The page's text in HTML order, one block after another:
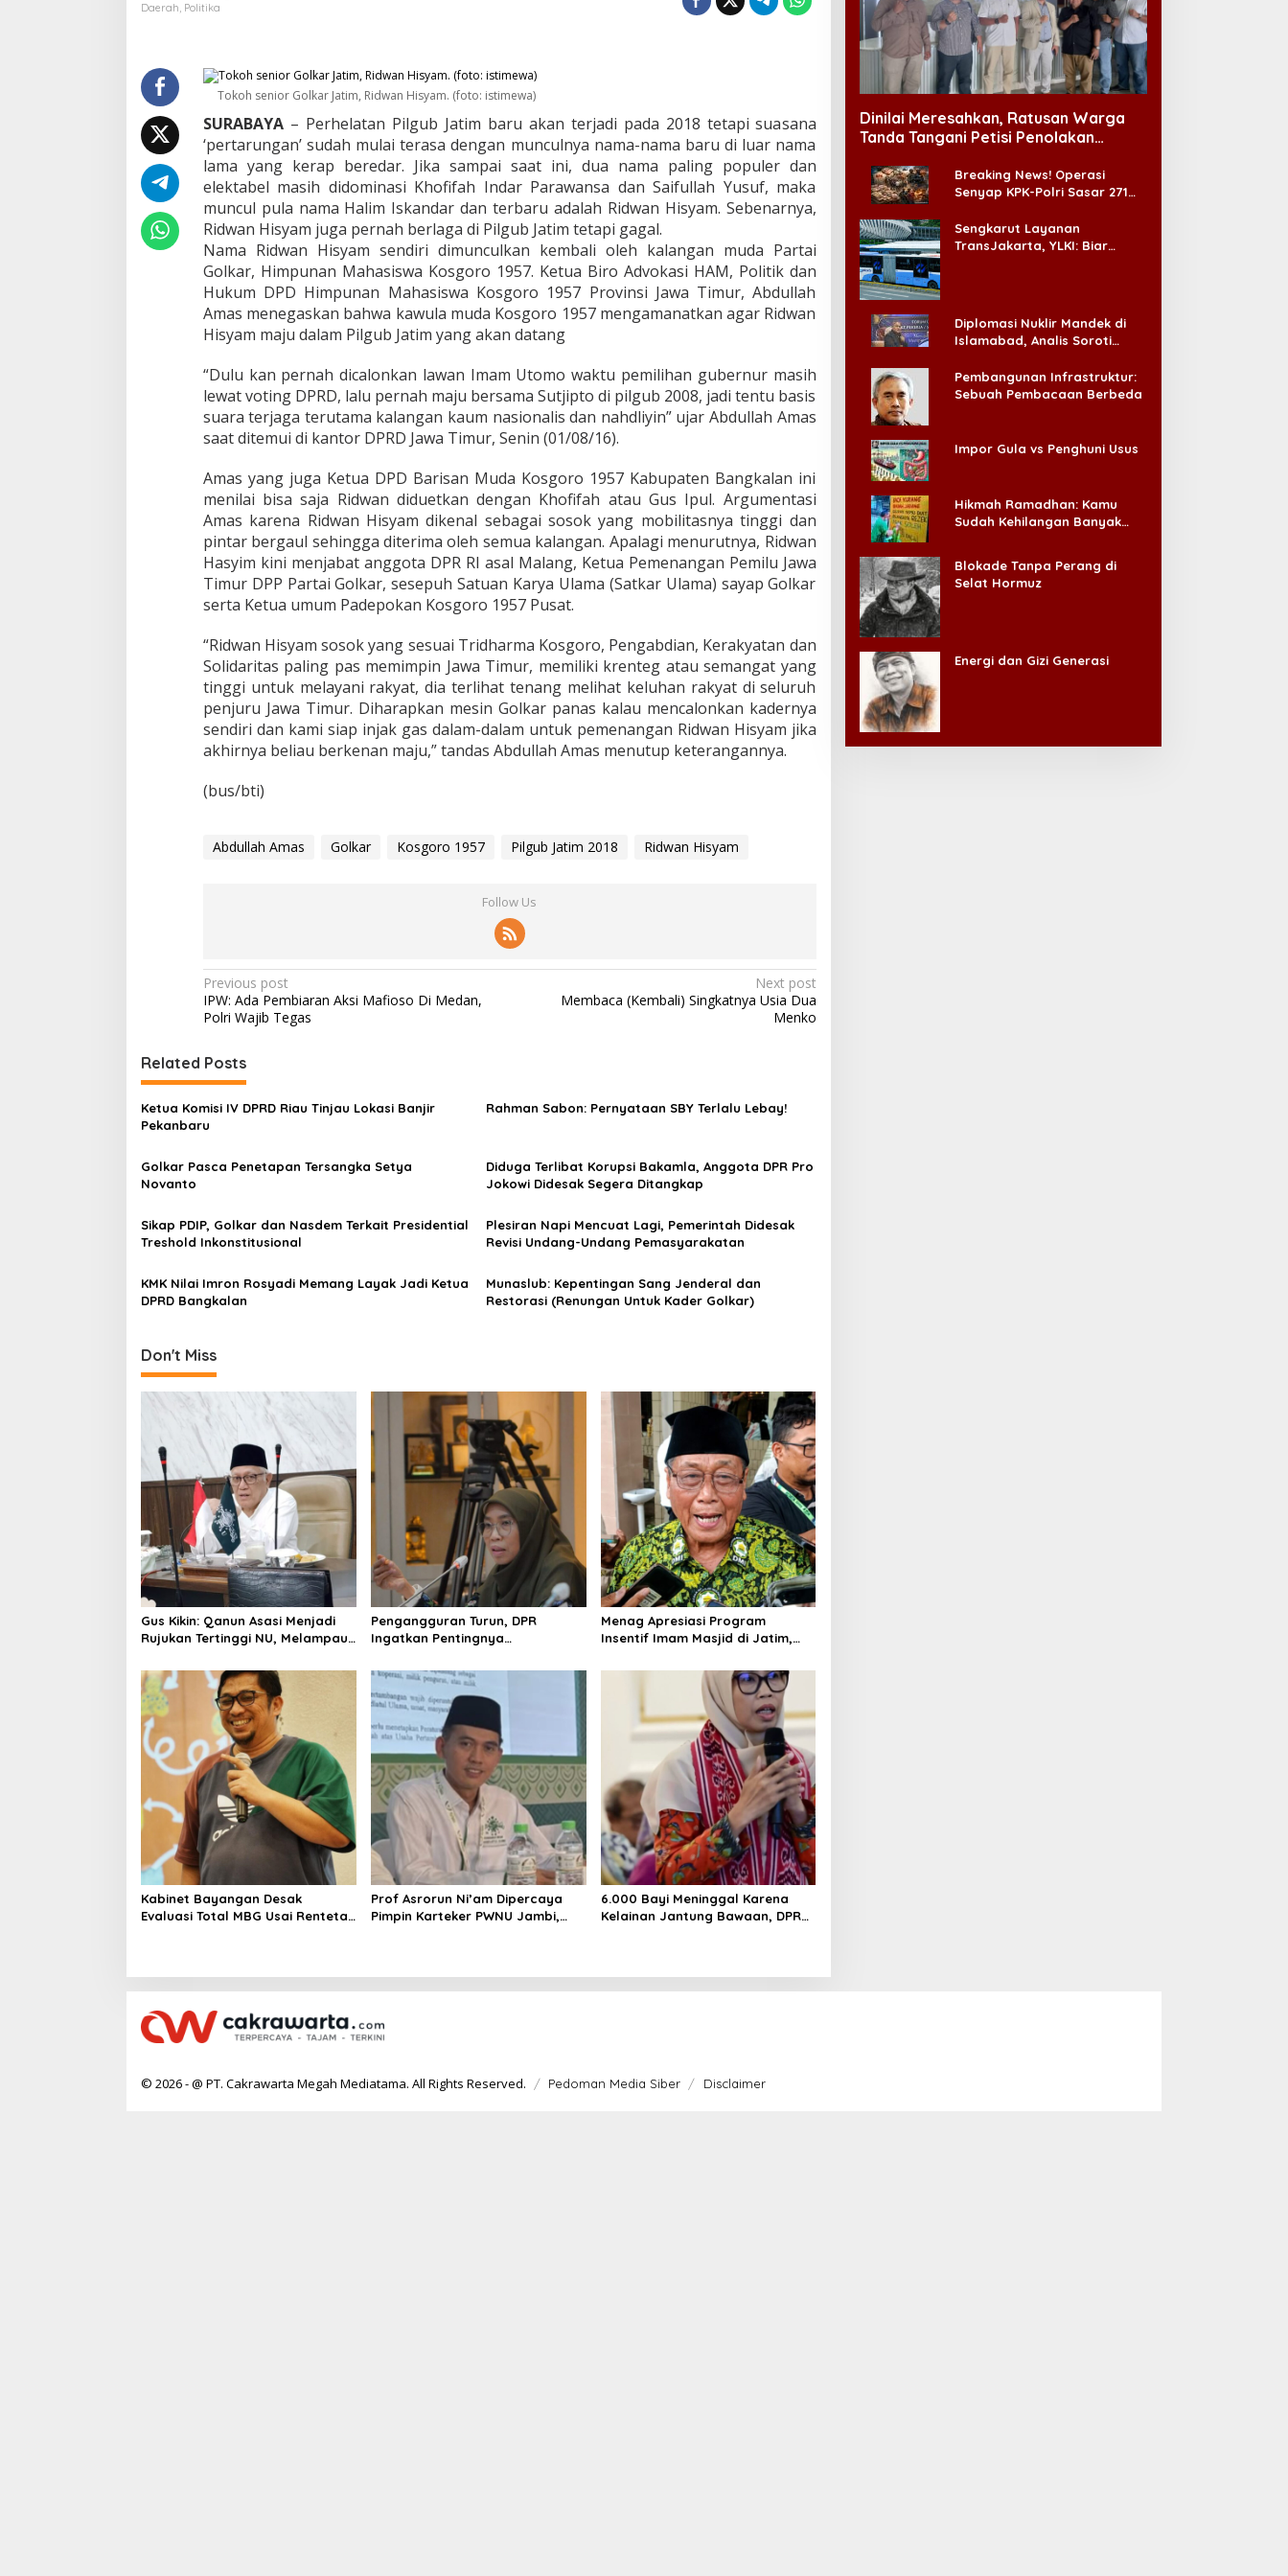
s
g
r
o
J
a
i
m
D
e
s
a
k
R
d
w
a
n
H
s
y
a
m
M
a
j
u
P
l
g
u
b
J
a
t
Daerah Politika
Tokoh senior Golkar Jatim, Ridwan Hisyam. (foto: istimewa)
SURABAYA– Perhelatan Pilgub Jatim baru akan terjadi pada 2018 tetapi suasana
‘pertarungan’ sudah mulai terasa dengan munculnya nama-nama baru di luar nama
lama yang kerap beredar. Jika sampai saat ini, dua nama paling populer dan
elektabel masih didominasi Khofifah Indar Parawansa dan Saifullah Yusuf, maka
muncul pula nama Halim Iskandar dan terbaru adalah Ridwan Hisyam. Sebenarnya,
Ridwan Hisyam juga pernah berlaga di Pilgub Jatim tetapi gagal.
Nama Ridwan Hisyam sendiri dimunculkan kembali oleh kalangan muda Partai
Golkar, Himpunan Mahasiswa Kosgoro 1957. Ketua Biro Advokasi HAM, Politik dan
Hukum DPD Himpunan Mahasiswa Kosgoro 1957 Provinsi Jawa Timur, Abdullah
Amas menegaskan bahwa kawula muda Kosgoro 1957 mengamanatkan agar Ridwan
Hisyam maju dalam Pilgub Jatim yang akan datang
“Dulu kan pernah dicalonkan lawan Imam Utomo waktu pemilihan gubernur masih
lewat voting DPRD, lalu pernah maju bersama Sutjipto di pilgub 2008, jadi tentu basis
suara terjaga terutama kalangan kaum nasionalis dan nahdliyin” ujar Abdullah Amas
saat ditemui di kantor DPRD Jawa Timur, Senin (01/08/16).
Amas yang juga Ketua DPD Barisan Muda Kosgoro 1957 Kabupaten Bangkalan ini
menilai bisa saja Ridwan diduetkan dengan Khofifah atau Gus Ipul. Argumentasi
Amas karena Ridwan Hisyam dikenal sebagai sosok yang mobilitasnya tinggi dan
pintar bergaul sehingga diterima oleh semua kalangan. Apalagi menurutnya, Ridwan
Hasyim kini menjabat anggota DPR RI asal Malang, Ketua Pemenangan Pemilu Jawa
Timur DPP Partai Golkar, sesepuh Satuan Karya Ulama (Satkar Ulama) sayap Golkar
serta Ketua umum Padepokan Kosgoro 1957 Pusat.
“Ridwan Hisyam sosok yang sesuai Tridharma Kosgoro, Pengabdian, Kerakyatan dan
Solidaritas paling pas memimpin Jawa Timur, memiliki krenteg atau semangat yang
tinggi untuk melayani rakyat, dia terlihat tenang melihat keluhan rakyat di seluruh
penjuru Jawa Timur. Diharapkan mesin Golkar panas kalau mencalonkan kadernya
sendiri dan kami siap injak gas dalam-dalam untuk pemenangan Ridwan Hisyam jika
akhirnya beliau berkenan maju,” tandas Abdullah Amas menutup keterangannya.
(bus/bti)
Abdullah Amas Golkar Kosgoro 1957 Pilgub Jatim 2018 Ridwan Hisyam
Follow Us
P
o
t
n
a
i
a
t
i
o
Previous post
IPW: Ada Pembiaran Aksi Mafioso Di Medan,
Polri Wajib Tegas
Next post
Membaca (Kembali) Singkatnya Usia Dua
Menko
Related Posts
Ketua Komisi IV DPRD Riau Tinjau Lokasi Banjir
Pekanbaru
Rahman Sabon: Pernyataan SBY Terlalu Lebay!
Golkar Pasca Penetapan Tersangka Setya
Novanto
Diduga Terlibat Korupsi Bakamla, Anggota DPR Pro
Jokowi Didesak Segera Ditangkap
Sikap PDIP, Golkar dan Nasdem Terkait Presidential
Treshold Inkonstitusional
Plesiran Napi Mencuat Lagi, Pemerintah Didesak
Revisi Undang-Undang Pemasyarakatan
KMK Nilai Imron Rosyadi Memang Layak Jadi Ketua
DPRD Bangkalan
Munaslub: Kepentingan Sang Jenderal dan
Restorasi (Renungan Untuk Kader Golkar)
Don't Miss
Gus Kikin: Qanun Asasi Menjadi
Rujukan Tertinggi NU, Melampaui
Pengangguran Turun, DPR
Ingatkan Pentingnya
Layak
Menag Apresiasi Program
Insentif Imam Masjid di Jatim,
Kabinet Bayangan Desak
Evaluasi Total MBG Usai Rentetan
Prof Asrorun Ni’am Dipercaya
Pimpin Karteker PWNU Jambi,
6.000 Bayi Meninggal Karena
Kelainan Jantung Bawaan, DPR
Dinilai Meresahkan, Ratusan Warga
Tanda Tangani Petisi Penolakan
Breaking News! Operasi
Senyap KPK-Polri Sasar 271
Ada ‘Badai Pemeriksaan’
Sengkarut Layanan
TransJakarta, YLKI: Biar
Diplomasi Nuklir Mandek di
Islamabad, Analis Soroti
Pembangunan Infrastruktur:
Sebuah Pembacaan Berbeda
Impor Gula vs Penghuni Usus
Hikmah Ramadhan: Kamu
Sudah Kehilangan Banyak
Blokade Tanpa Perang di
Selat Hormuz
Energi dan Gizi Generasi
© 2026 - @ PT. Cakrawarta Megah Mediatama. All Rights Reserved. Pedoman Media Siber Disclaimer